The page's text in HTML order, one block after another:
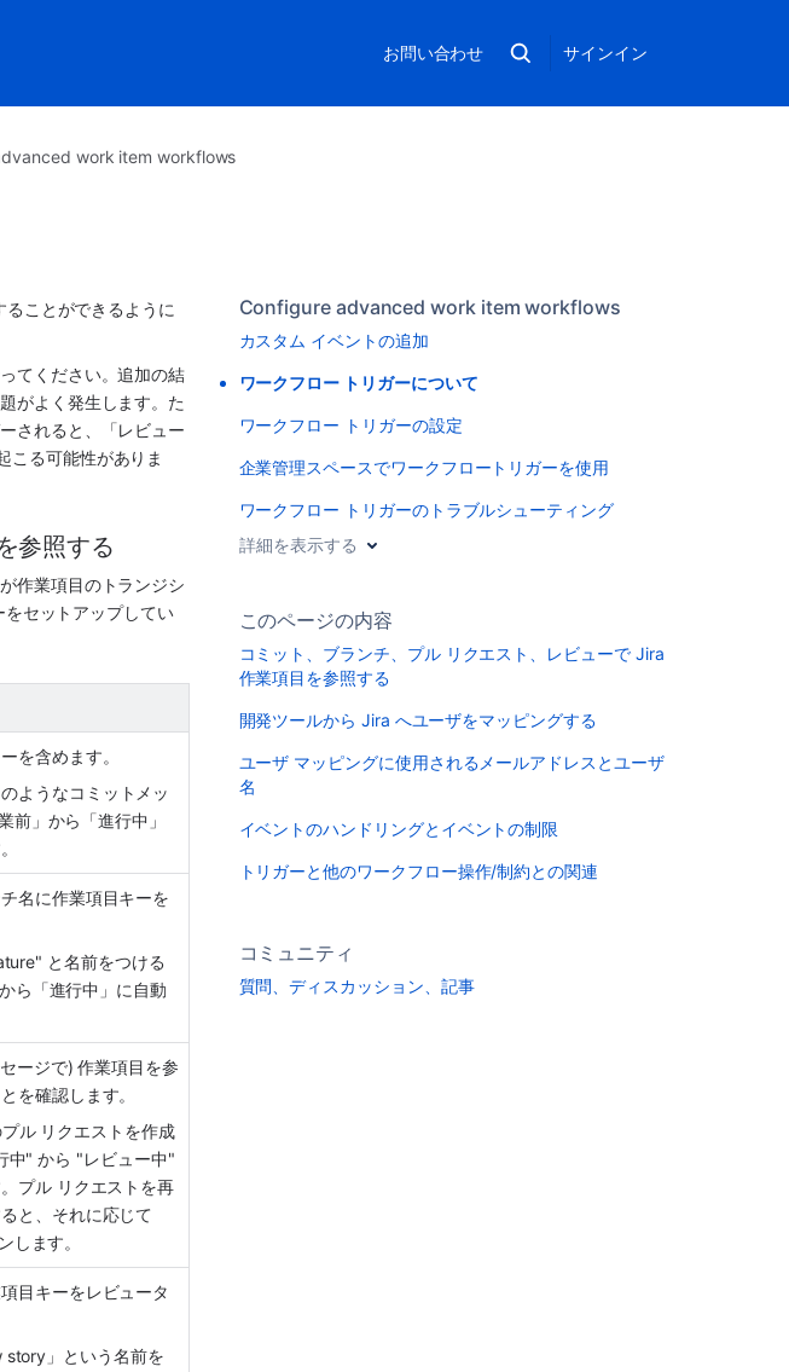
お問い合わせ サインイン
work item workflows
ことができるように
てください。追加の結
がよく発生します。た
されると、「レビュー
こる可能性がありま
参照する
作業項目のトランジシ
セットアップしてい
を含めます。
ようなコミットメッ
前」から「進行中」
名に作業項目キーを
と名前をつける
ら「進行中」に自動
ージで) 作業項目を参
を確認します。
ル リクエストを作成
中" から "レビュー中"
プル リクエストを再
と、それに応じて
します。
目キーをレビュータ
」という名前を
Configure advanced work item workflows
カスタム イベントの追加
ワークフロー トリガーについて
ワークフロー トリガーの設定
企業管理スペースでワークフロートリガーを使用
ワークフロー トリガーのトラブルシューティング
詳細を表示する
このページの内容
コミット、ブランチ、プル リクエスト、レビューで Jira
作業項目を参照する
開発ツールから Jira へユーザをマッピングする
ユーザ マッピングに使用されるメールアドレスとユーザ
名
イベントのハンドリングとイベントの制限
トリガーと他のワークフロー操作/制約との関連
コミュニティ
質問、ディスカッション、記事